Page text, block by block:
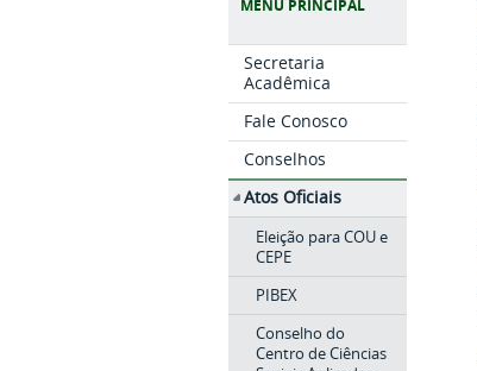
MENU PRINCIPAL
Secretaria
Acadêmica
Fale Conosco
Conselhos
Atos Oficiais
Eleição para COU e
CEPE
PIBEX
Conselho do
Centro de Ciências